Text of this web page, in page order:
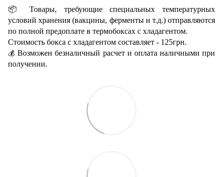
📦 Товары, требующие специальных температурных
условий хранения (вакцины, ферменты и т.д.) отправляются
по полной предоплате в термобоксах с хладагентом.
Стоимость бокса с хладагентом составляет - 125грн.
💰Возможен безналичный расчет и оплата наличными при
получении.